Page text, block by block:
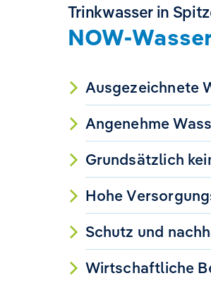
Trinkwasser in
NOW-
Ausgezeichnete
Angenehme
Grundsätzlich
Hohe
Schutz und
Wirtschaftliche